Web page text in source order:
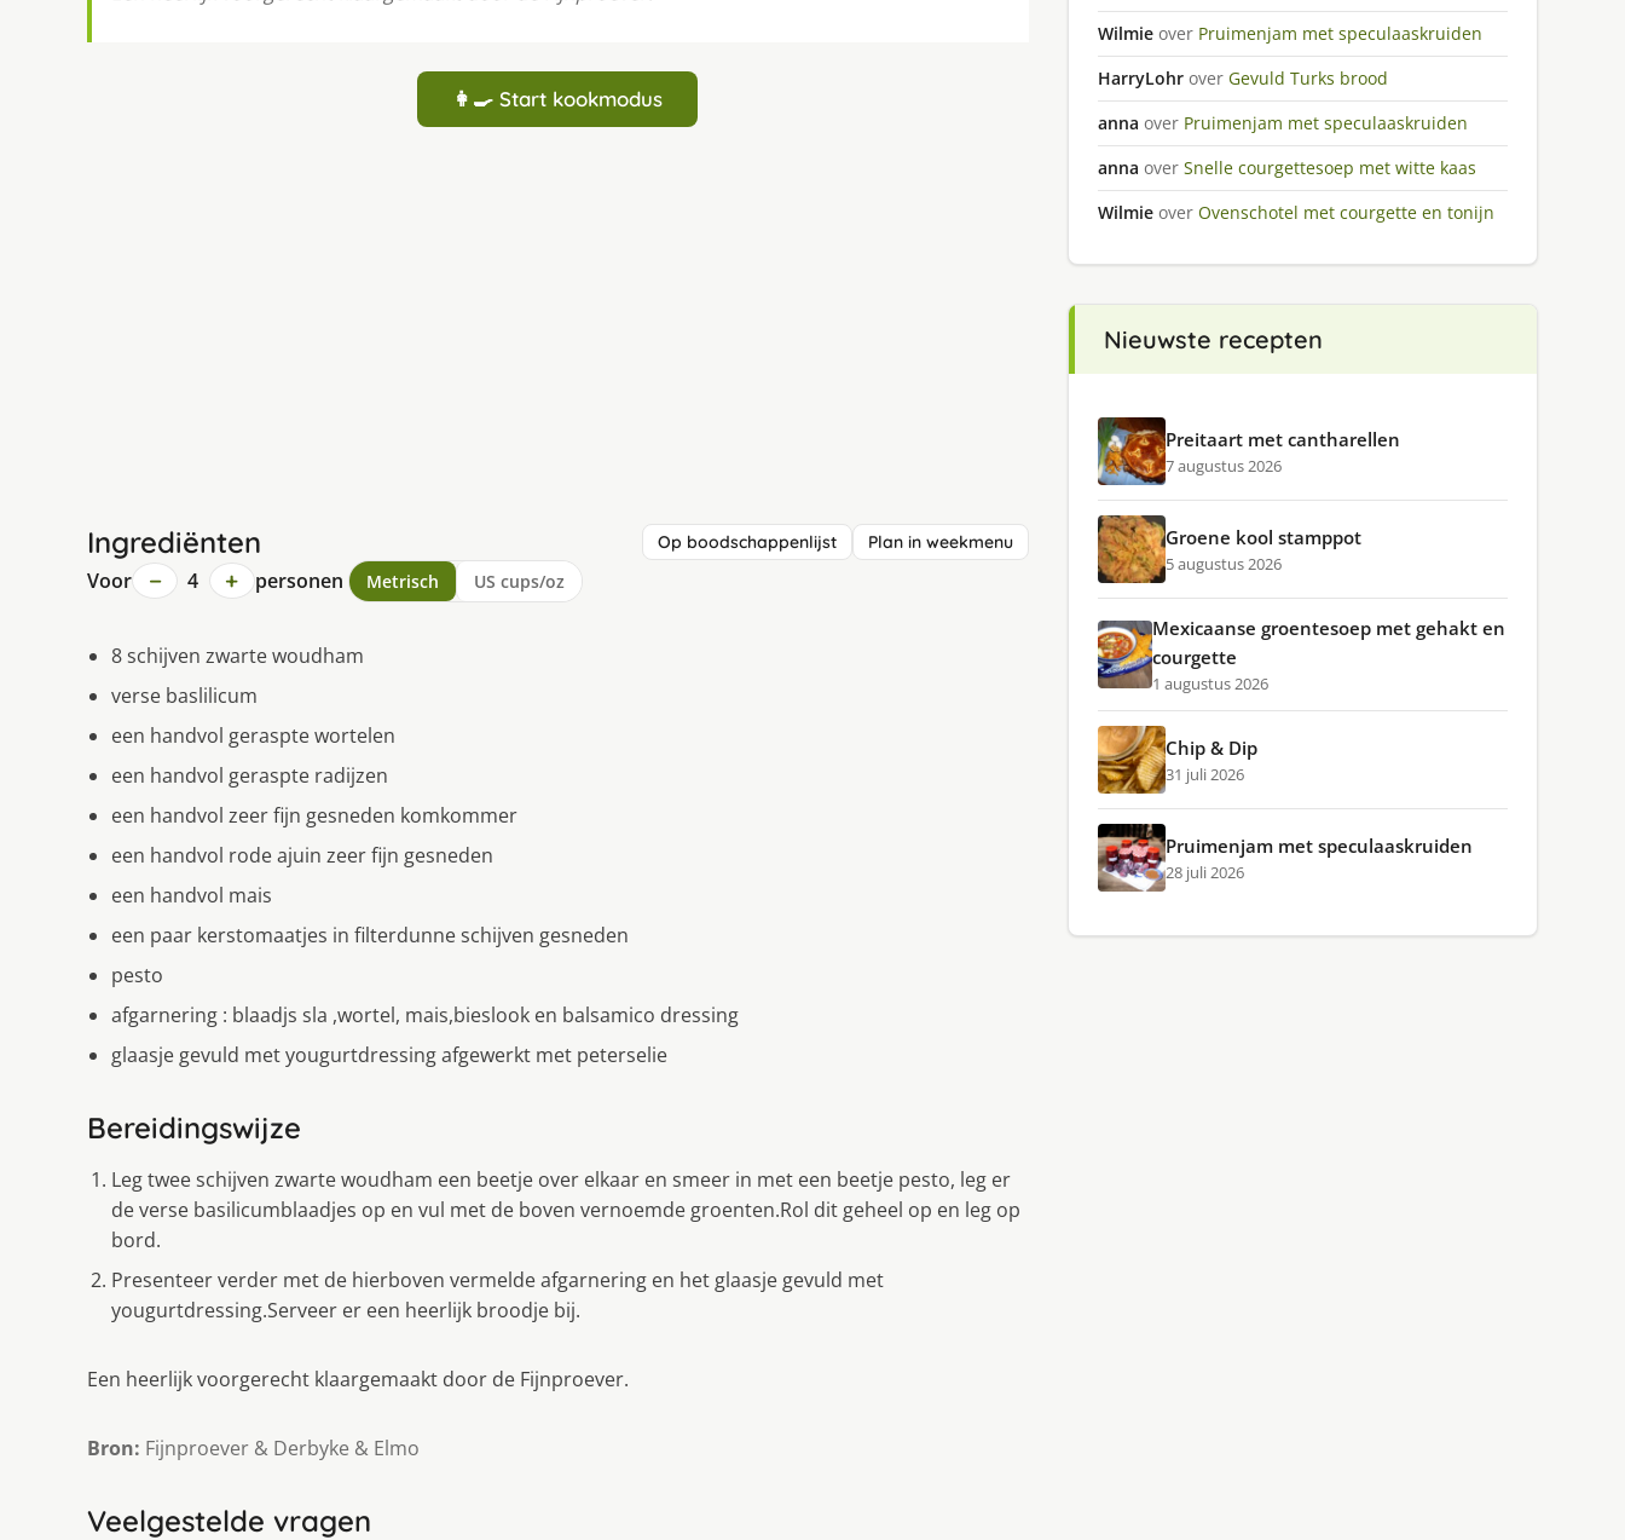
👩‍🍳 Start kookmodus
Ingrediënten Op boodschappenlijst Plan in weekmenu
Voor − 4 + personen Metrisch US cups/oz
8 schijven zwarte woudham
verse baslilicum
een handvol geraspte wortelen
een handvol geraspte radijzen
een handvol zeer fijn gesneden komkommer
een handvol rode ajuin zeer fijn gesneden
een handvol mais
een paar kerstomaatjes in filterdunne schijven gesneden
pesto
afgarnering : blaadjs sla ,wortel, mais,bieslook en balsamico dressing
glaasje gevuld met yougurtdressing afgewerkt met peterselie
Bereidingswijze
Leg twee schijven zwarte woudham een beetje over elkaar en smeer in met een beetje pesto, leg er
de verse basilicumblaadjes op en vul met de boven vernoemde groenten.Rol dit geheel op en leg op
bord.
Presenteer verder met de hierboven vermelde afgarnering en het glaasje gevuld met
yougurtdressing.Serveer er een heerlijk broodje bij.
Een heerlijk voorgerecht klaargemaakt door de Fijnproever.
Bron: Fijnproever & Derbyke & Elmo
Veelgestelde vragen
Wilmie over Pruimenjam met speculaaskruiden
HarryLohr over Gevuld Turks brood
anna over Pruimenjam met speculaaskruiden
anna over Snelle courgettesoep met witte kaas
Wilmie over Ovenschotel met courgette en tonijn
Nieuwste recepten
Preitaart met cantharellen
7 augustus 2026
Groene kool stamppot
5 augustus 2026
Mexicaanse groentesoep met gehakt en
courgette
1 augustus 2026
Chip & Dip
31 juli 2026
Pruimenjam met speculaaskruiden
28 juli 2026